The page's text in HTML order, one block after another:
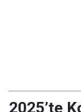
2025’te